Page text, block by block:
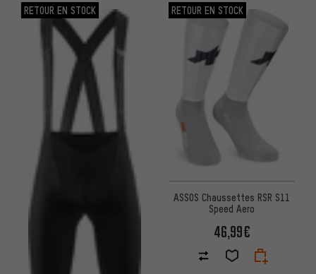
RETOUR EN STOCK RETOUR EN STOCK
ASSOS Chaussettes RSR S11
Speed Aero
46,99€